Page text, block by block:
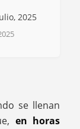
2025
se llenan
en horas